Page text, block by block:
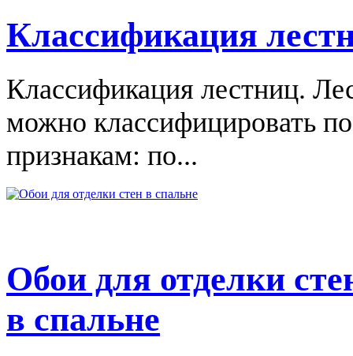
Классификация
Классификация лестниц.
можно классифицировать
признакам: по...
Обои для отделки
в спальне